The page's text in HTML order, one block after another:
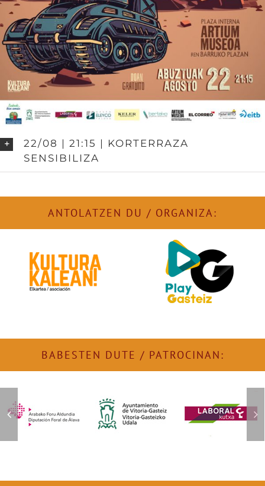
22/08 | 21:15 | KORTERRAZA
SENSIBILIZA
ANTOLATZEN DU / ORGANIZA:
BABESTEN DUTE / PATROCINAN: